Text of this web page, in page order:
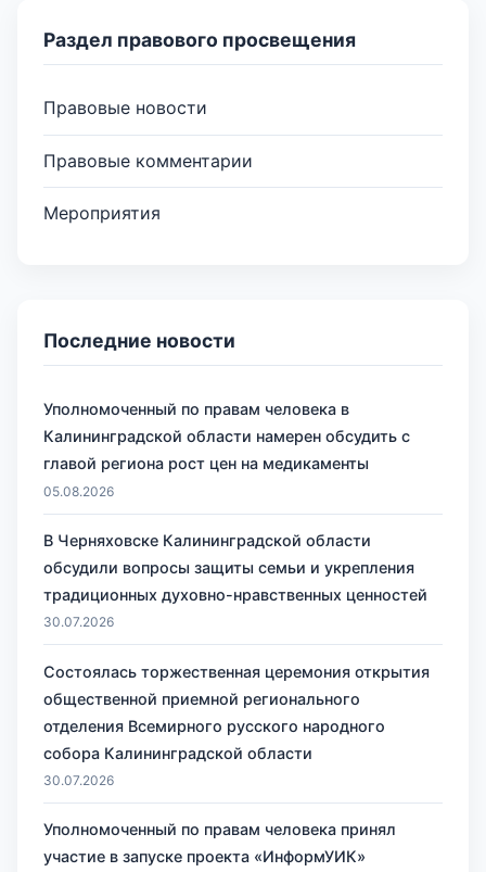
Раздел правового просвещения
Правовые новости
Правовые комментарии
Мероприятия
Последние новости
Уполномоченный по правам человека в
Калининградской области намерен обсудить с
главой региона рост цен на медикаменты
05.08.2026
В Черняховске Калининградской области
обсудили вопросы защиты семьи и укрепления
традиционных духовно-нравственных ценностей
30.07.2026
Состоялась торжественная церемония открытия
общественной приемной регионального
отделения Всемирного русского народного
собора Калининградской области
30.07.2026
Уполномоченный по правам человека принял
участие в запуске проекта «ИнформУИК»